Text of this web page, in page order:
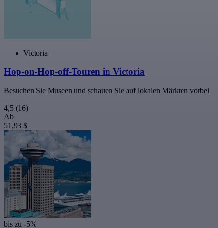
Victoria
Hop-on-Hop-off-Touren in Victoria
Besuchen Sie Museen und schauen Sie auf lokalen Märkten vorbei
4,5 (16)
Ab
51,93 $
bis zu -5%